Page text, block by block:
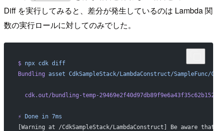
Diff を実行してみると、差分が発生しているのは Lambda 関
数の実行ロールに対してのみでした。
$ npx cdk diff
Bundling asset CdkSampleStack/LambdaConstruct/SampleFunc/
cdk.out/bundling-temp-
⚡ Done in 7ms
[Warning at /CdkSampleStack/LambdaConstruct] Be aware